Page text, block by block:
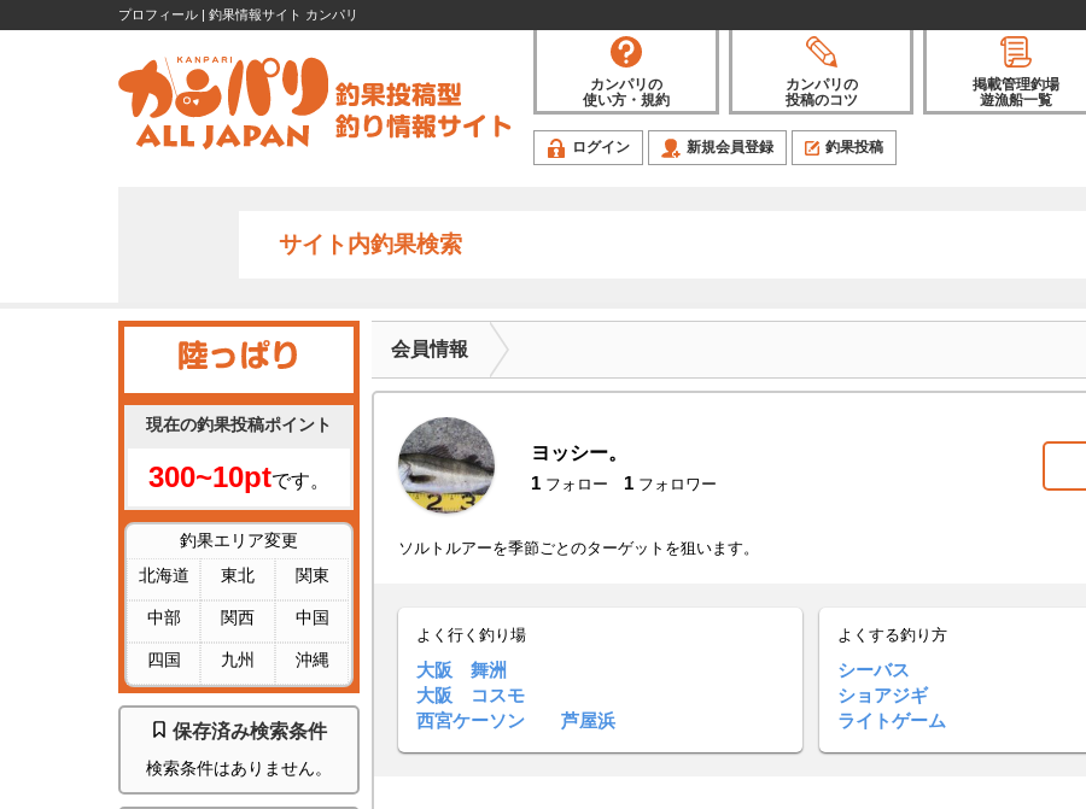
プロフィール | 釣果情報サイト カンパリ
カンパリの
使い方・規約
カンパリの
投稿のコツ
掲載管理釣場
遊漁船一覧
ログイン 新規会員登録 釣果投稿
サイト内釣果検索
現在の釣果投稿ポイント
300~10ptです。
釣果エリア変更
北海道
東北 関東
中部 関西 中国
四国 九州 沖縄
保存済み検索条件
検索条件はありません。
会員情報
ヨッシー。
1 フォロー 1 フォロワー
ソルトルアーを季節ごとのターゲットを狙います。
よく行く釣り場
大阪 舞洲
大阪 コスモ
西宮ケーソン 芦屋浜
よくする釣り方
シーバス
ショアジギ
ライトゲーム